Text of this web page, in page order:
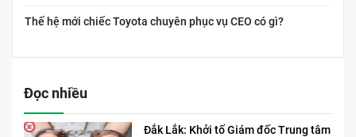
Thế hệ mới chiếc Toyota chuyên phục vụ CEO có gì?
Đọc nhiều
Đắk Lắk: Khởi tố Giám đốc Trung tâm